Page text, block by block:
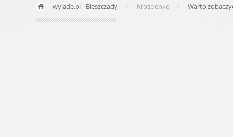
wyjade.pl- Bieszczady Krościenko Warto